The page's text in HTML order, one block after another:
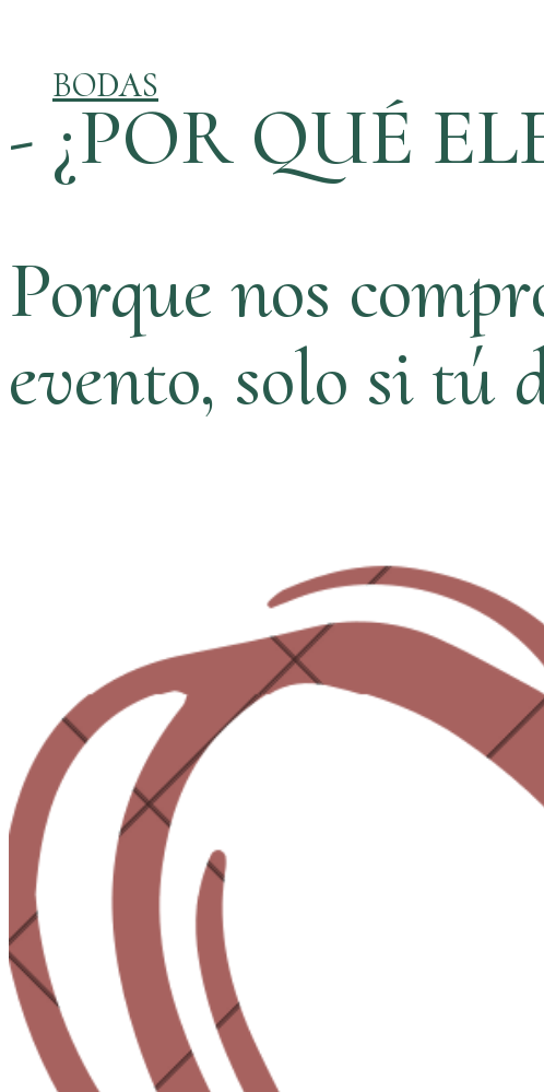
BODAS
- ¿POR QUÉ
Porque nos
evento, solo si tú